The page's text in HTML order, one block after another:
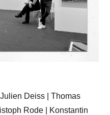
Deiss | Thomas
Rode | Konstantin